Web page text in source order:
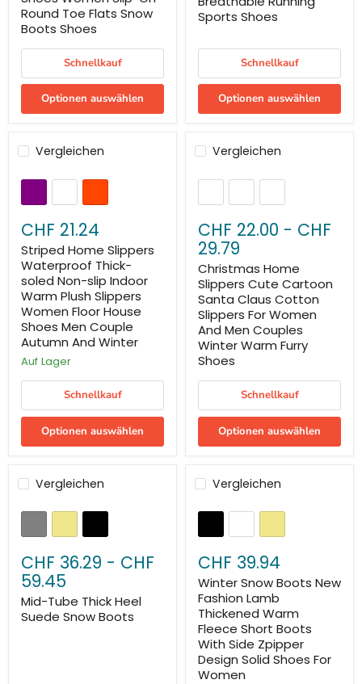
Round Toe Flats Snow
Boots Shoes
Schnellkauf
Optionen auswählen
Sports Shoes
Schnellkauf
Optionen auswählen
Vergleichen
CHF 21.24
Striped Home Slippers
Waterproof Thick-
soled Non-slip Indoor
Warm Plush Slippers
Women Floor House
Shoes Men Couple
Autumn And Winter
Auf Lager
Schnellkauf
Optionen auswählen
Vergleichen
CHF 22.00 - CHF
29.79
Christmas Home
Slippers Cute Cartoon
Santa Claus Cotton
Slippers For Women
And Men Couples
Winter Warm Furry
Shoes
Schnellkauf
Optionen auswählen
Vergleichen
CHF 36.29 - CHF
59.45
Mid-Tube Thick Heel
Suede Snow Boots
Vergleichen
CHF 39.94
Winter Snow Boots New
Fashion Lamb
Thickened Warm
Fleece Short Boots
With Side Zpipper
Design Solid Shoes For
Women